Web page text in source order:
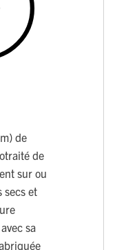
de
de
sur ou
secs et
sa